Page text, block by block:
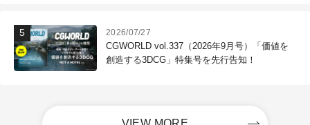
2026/07/27
CGWORLD vol.337（2026年9月号）「価値を
創造する3DCG」特集号を先行告知！